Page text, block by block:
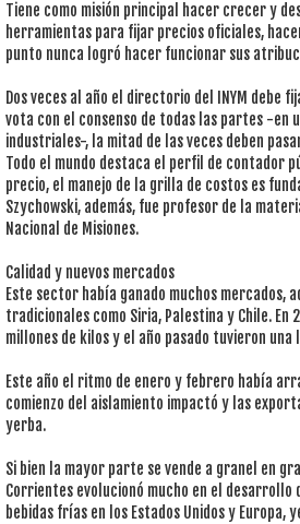
Tiene como misión principal hacer crecer y
herramientas para fijar precios oficiales,
punto nunca logró hacer funcionar sus
Dos veces al año el directorio del INYM debe
vota con el consenso de todas las partes -en
industriales-, la mitad de las veces deben
Todo el mundo destaca el perfil de contador
precio, el manejo de la grilla de costos es
Szychowski, además, fue profesor de la
Nacional de Misiones.
Calidad y nuevos mercados
Este sector había ganado muchos mercados,
tradicionales como Siria, Palestina y Chile.
millones de kilos y el año pasado tuvieron una
Este año el ritmo de enero y febrero había
comienzo del aislamiento impactó y las
yerba.
Si bien la mayor parte se vende a granel en
Corrientes evolucionó mucho en el
bebidas frías en los Estados Unidos y